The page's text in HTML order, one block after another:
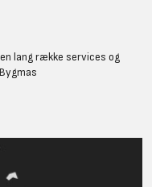
lang række services og